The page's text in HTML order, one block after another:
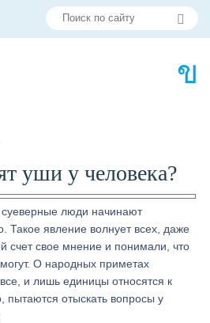
уши у человека?
суеверные люди начинают
Такое явление волнует всех, даже
счет свое мнение и понимали, что
О народных приметах
и лишь единицы относятся к
пытаются отыскать вопросы у